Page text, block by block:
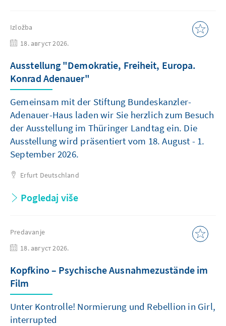
Izložba
18. август 2026.
Ausstellung "Demokratie, Freiheit, Europa.
Konrad Adenauer"
Gemeinsam mit der Stiftung Bundeskanzler-
Adenauer-Haus laden wir Sie herzlich zum Besuch
der Ausstellung im Thüringer Landtag ein. Die
Ausstellung wird präsentiert vom 18. August - 1.
September 2026.
Erfurt Deutschland
Pogledaj više
Predavanje
18. август 2026.
Kopfkino – Psychische Ausnahmezustände im
Film
Unter Kontrolle! Normierung und Rebellion in Girl,
interrupted